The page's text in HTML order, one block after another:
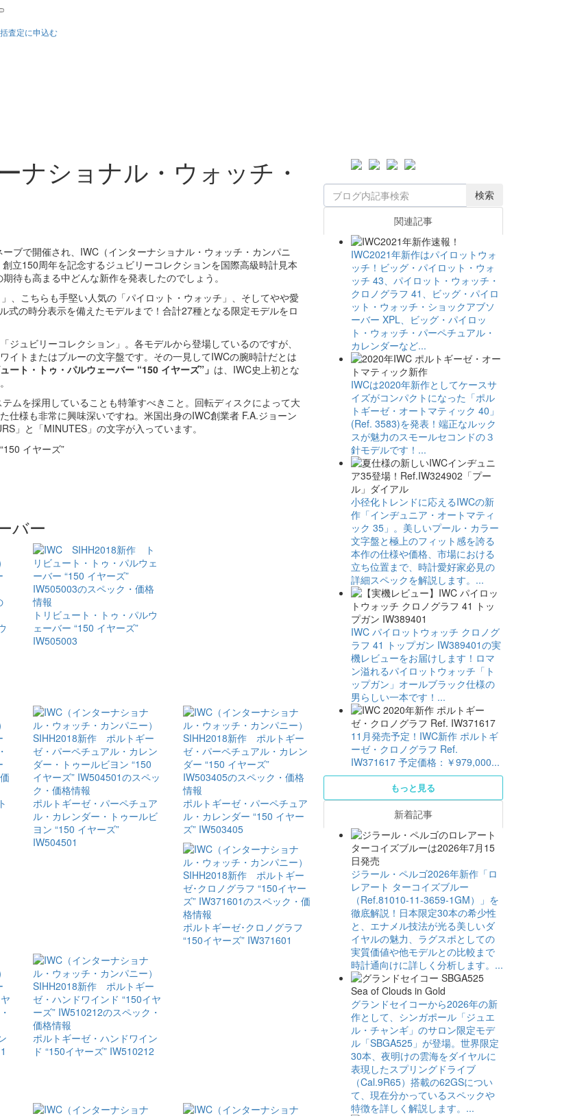
査定に申込む
ナショナル・ウォッチ・
ブで開催され、IWC（インターナショナル・ウォッチ・カンパニ
立150周年を記念するジュビリーコレクションを国際高級時計見本
待も高まる中どんな新作を発表したのでしょう。
、こちらも手堅い人気の「パイロット・ウォッチ」、そしてやや愛
の時分表示を備えたモデルまで！合計27種となる限定モデルをロ
ュビリーコレクション」。各モデルから登場しているのですが、
トまたはブルーの文字盤です。その一見してIWCの腕時計だとは
ュート・​トゥ・​パルウェーバー “150 イヤーズ”」 は、IWC史上初とな
ムを採用していることも特筆すべきこと。回転ディスクによって大
仕様も非常に興味深いですね。米国出身のIWC創業者 F.A.ジョーン
」と「MINUTES」の文字が入っています。
バー
トリビュート・​トゥ・​パルウ
ェーバー “150 イヤーズ”
IW505003
ポルトギーゼ・​パーペチュア
ル・​カレンダー・​トゥールビ
ヨン “150 イヤーズ”
IW504501
ポルトギーゼ・​パーペチュア
ル・​カレンダー “150 イヤー
ズ” IW503405
ポルトギーゼ･​クロノグラフ ​
“150イヤーズ” IW371601
ポルトギーゼ・​ハンドワイン
ド ​“150イヤーズ” IW510212
検索
関連記事
IWC2021年新作はパイロットウォ
ッチ！ビッグ・パイロット・ウォ
ッチ 43、パイロット・ウォッチ・
クロノグラフ 41、ビッグ・パイロ
ット・ウォッチ・ショックアブソ
ーバー XPL、ビッグ・パイロッ
ト・ウォッチ・パーペチュアル・
カレンダーなど...
IWCは2020年新作としてケースサ
イズがコンパクトになった「ポル
トギーゼ・オートマティック 40」
(Ref. 3583)を発表！端正なルック
スが魅力のスモールセコンドの３
針モデルです！...
小径化トレンドに応えるIWCの新
作「インヂュニア・オートマティ
ック 35」。美しいプール・カラー
文字盤と極上のフィット感を誇る
本作の仕様や価格、市場における
立ち位置まで、時計愛好家必見の
詳細スペックを解説します。...
IWC パイロットウォッチ クロノグ
ラフ 41 トップガン IW389401の実
機レビューをお届けします！ロマ
ン溢れるパイロットウォッチ「ト
ップガン」オールブラック仕様の
男らしい一本です！...
11月発売予定！IWC新作 ポルトギ
ーゼ・クロノグラフ Ref.
IW371617 予定価格：￥979,000...
もっと見る
新着記事
ジラール・ペルゴ2026年新作「ロ
レアート ターコイズブルー
（Ref.81010-11-3659-1GM）」を
徹底解説！日本限定30本の希少性
と、エナメル技法が光る美しいダ
イヤルの魅力、ラグスポとしての
実質価値や他モデルとの比較まで
時計通向けに詳しく分析します。...
グランドセイコーから2026年の新
作として、シンガポール「ジュエ
ル・チャンギ」のサロン限定モデ
ル「SBGA525」が登場。世界限定
30本、夜明けの雲海をダイヤルに
表現したスプリングドライブ
（Cal.9R65）搭載の62GSについ
て、現在分かっているスペックや
特徴を詳しく解説します。...